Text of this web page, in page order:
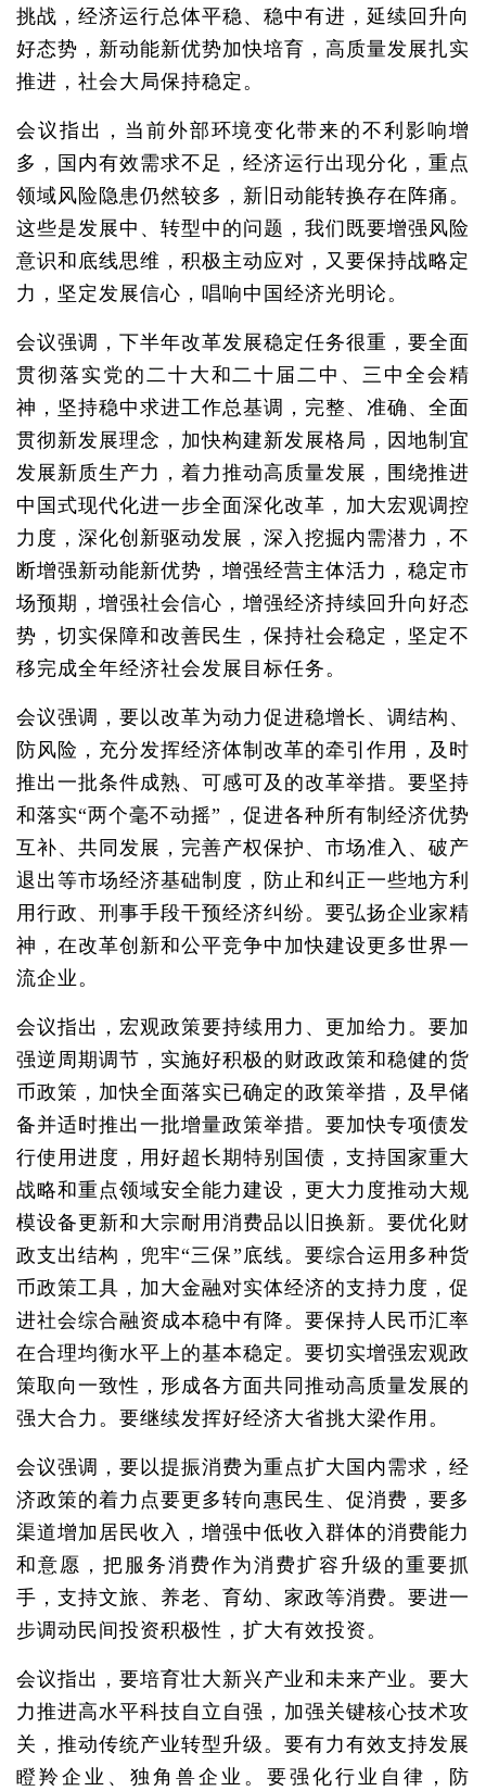
挑战，经济运行总体平稳、稳中有进，延续回升向
好态势，新动能新优势加快培育，高质量发展扎实
推进，社会大局保持稳定。
会议指出，当前外部环境变化带来的不利影响增
多，国内有效需求不足，经济运行出现分化，重点
领域风险隐患仍然较多，新旧动能转换存在阵痛。
这些是发展中、转型中的问题，我们既要增强风险
意识和底线思维，积极主动应对，又要保持战略定
力，坚定发展信心，唱响中国经济光明论。
会议强调，下半年改革发展稳定任务很重，要全面
贯彻落实党的二十大和二十届二中、三中全会精
神，坚持稳中求进工作总基调，完整、准确、全面
贯彻新发展理念，加快构建新发展格局，因地制宜
发展新质生产力，着力推动高质量发展，围绕推进
中国式现代化进一步全面深化改革，加大宏观调控
力度，深化创新驱动发展，深入挖掘内需潜力，不
断增强新动能新优势，增强经营主体活力，稳定市
场预期，增强社会信心，增强经济持续回升向好态
势，切实保障和改善民生，保持社会稳定，坚定不
移完成全年经济社会发展目标任务。
会议强调，要以改革为动力促进稳增长、调结构、
防风险，充分发挥经济体制改革的牵引作用，及时
推出一批条件成熟、可感可及的改革举措。要坚持
和落实“两个毫不动摇”，促进各种所有制经济优势
互补、共同发展，完善产权保护、市场准入、破产
退出等市场经济基础制度，防止和纠正一些地方利
用行政、刑事手段干预经济纠纷。要弘扬企业家精
神，在改革创新和公平竞争中加快建设更多世界一
流企业。
会议指出，宏观政策要持续用力、更加给力。要加
强逆周期调节，实施好积极的财政政策和稳健的货
币政策，加快全面落实已确定的政策举措，及早储
备并适时推出一批增量政策举措。要加快专项债发
行使用进度，用好超长期特别国债，支持国家重大
战略和重点领域安全能力建设，更大力度推动大规
模设备更新和大宗耐用消费品以旧换新。要优化财
政支出结构，兜牢“三保”底线。要综合运用多种货
币政策工具，加大金融对实体经济的支持力度，促
进社会综合融资成本稳中有降。要保持人民币汇率
在合理均衡水平上的基本稳定。要切实增强宏观政
策取向一致性，形成各方面共同推动高质量发展的
强大合力。要继续发挥好经济大省挑大梁作用。
会议强调，要以提振消费为重点扩大国内需求，经
济政策的着力点要更多转向惠民生、促消费，要多
渠道增加居民收入，增强中低收入群体的消费能力
和意愿，把服务消费作为消费扩容升级的重要抓
手，支持文旅、养老、育幼、家政等消费。要进一
步调动民间投资积极性，扩大有效投资。
会议指出，要培育壮大新兴产业和未来产业。要大
力推进高水平科技自立自强，加强关键核心技术攻
关，推动传统产业转型升级。要有力有效支持发展
瞪羚企业、独角兽企业。要强化行业自律，防